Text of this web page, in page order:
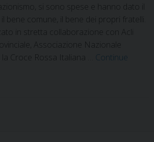
si sono spese e hanno dato il
bene comune, il bene dei propri fratelli.
in stretta collaborazione con Acli
Associazione Nazionale
Croce Rossa Italiana … Continue